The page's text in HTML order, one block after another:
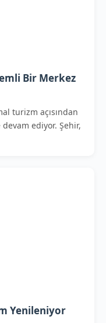
Bir Merkez
turizm açısından
ediyor. Şehir,
Yenileniyor